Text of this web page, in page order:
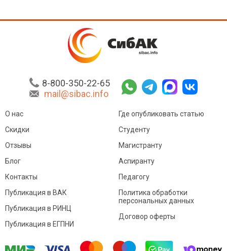
8-800-350-22-65
mail@sibac.info
О нас
Скидки
Отзывы
Блог
Контакты
Где опубликовать статью
Студенту
Магистранту
Аспиранту
Педагогу
Публикация в ВАК
Публикация в РИНЦ
Публикация в ЕГПНИ
Политика обработки
персональных данных
Договор оферты